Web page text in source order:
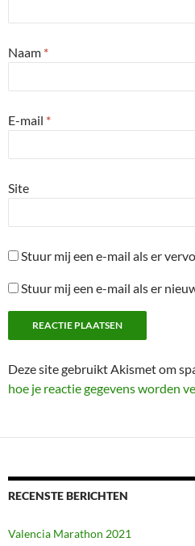
Naam *
E-mail *
Site
Stuur mij een e-mail als er
Stuur mij een e-mail als er
Deze site gebruikt Akismet om
hoe je reactie gegevens worden
RECENSTE BERICHTEN
Valencia Marathon 2021